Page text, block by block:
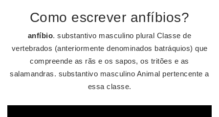
Como escrever anfíbios?
anfíbio. substantivo masculino plural Classe de
vertebrados (anteriormente denominados batráquios) que
compreende as rãs e os sapos, os tritões e as
salamandras. substantivo masculino Animal pertencente a
essa classe.